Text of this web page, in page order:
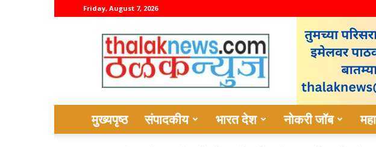
Friday, August 7, 2026
thalaknews
मुख्यपृष्ठ संपादकीय भारत देश नोकरी जॉब